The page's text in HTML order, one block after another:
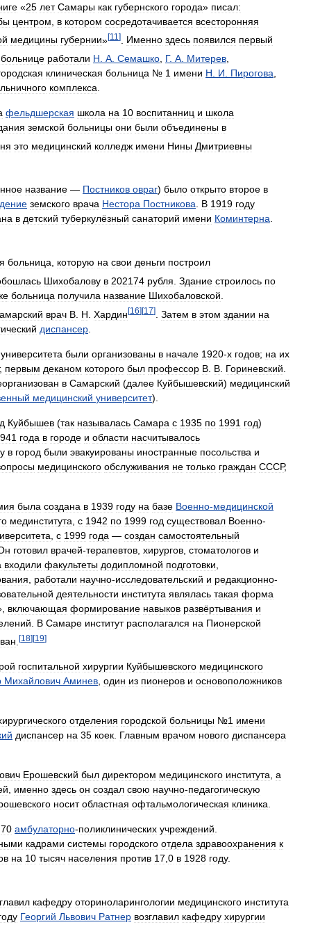
«25 лет Самары как губернского города» писал:
центром в котором сосредотачивается всесторонняя
медицины губернии»[11 ] Именно здесь появился первый
больнице работали Н А Семашко Г. А Митерев
клиническая больница № 1 имени Н И Пирогова
комплекса
фельдшерская школа на 10 воспитанниц и школа
земской больницы они были объединены в
это медицинский колледж имени Нины Дмитриевны
название — Постников овраг) было открыто второе в
земского врача Нестора Постникова. В 1919 году
в детский туберкулёзный санаторий имени Коминтерна.
больница, которую на свои деньги построил
Шихобалову в 202174 рубля Здание строилось по
больница получила название Шихобаловской
врач В Н Хардин[16][17] Затем в этом здании на
диспансер
университета были организованы в начале 1920-х годов; на их
, первым деканом которого был профессор В В Гориневский
в Самарский (далее Куйбышевский) медицинский
медицинский университет).
Куйбышев (так называлась Самара с 1935 по 1991 год)
года в городе и области насчитывалось
в город были эвакуированы иностранные посольства и
медицинского обслуживания не только граждан СССР,
была создана в 1939 году на базе Военно-медицинской
мединститута с 1942 по 1999 год существовал Военно-
с 1999 года — создан самостоятельный
готовил врачей-терапевтов хирургов стоматологов и
входили факультеты додипломной подготовки
работали научно-исследовательский и редакционно-
деятельности института являлась такая форма
включающая формирование навыков развёртывания и
В Самаре институт располагался на Пионерской
[18][19]
госпитальной хирургии Куйбышевского медицинского
Михайлович Аминев, один из пионеров и основоположников
отделения городской больницы №1 имени
диспансер на 35 коек. Главным врачом нового диспансера
Ерошевский был директором медицинского института, а
, именно здесь он создал свою научно-педагогическую
носит областная офтальмологическая клиника.
70 амбулаторно-поликлинических учреждений.
кадрами системы городского отдела здравоохранения к
на 10 тысяч населения против 17,0 в 1928 году.
кафедру оториноларингологии медицинского института
Георгий Львович Ратнер возглавил кафедру хирургии